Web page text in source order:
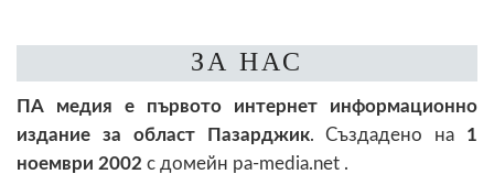
ЗА НАС
ПА медия e първото интернет информационно
издание за област Пазарджик. Създадено на 1
ноември 2002 с домейн pa-media.net .